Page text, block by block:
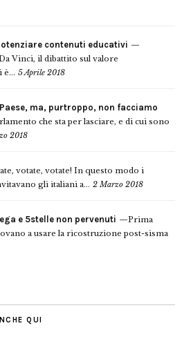
contenuti educativi
Vinci, il dibattito sul valore
è... 5 Aprile 2018
ma, purtroppo, non facciamo
che sta per lasciare, e di cui sono
2018
votate, votate! In questo modo i
gli italiani a... 2 Marzo 2018
e 5stelle non pervenuti
Prima
a usare la ricostruzione post-sisma
QUI